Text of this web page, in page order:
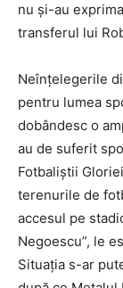
nu și-au
transferul lui
Neînțelegerile
pentru lumea
dobândesc o
au de suferit
Fotbaliștii
terenurile de
accesul pe
Negoescu”, le
Situația s-ar